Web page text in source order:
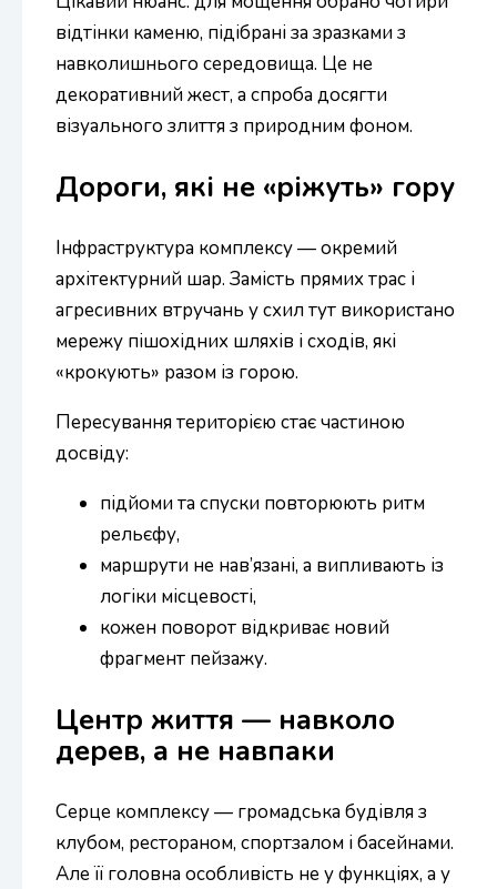
відтінки каменю, підібрані за зразками з
навколишнього середовища. Це не
декоративний жест, а спроба досягти
візуального злиття з природним фоном.
Дороги, які не «ріжуть» гору
Інфраструктура комплексу — окремий
архітектурний шар. Замість прямих трас і
агресивних втручань у схил тут використано
мережу пішохідних шляхів і сходів, які
«крокують» разом із горою.
Пересування територією стає частиною
досвіду:
підйоми та спуски повторюють ритм
рельєфу,
маршрути не нав’язані, а випливають із
логіки місцевості,
кожен поворот відкриває новий
фрагмент пейзажу.
Центр життя — навколо
дерев, а не навпаки
Серце комплексу — громадська будівля з
клубом, рестораном, спортзалом і басейнами.
Але її головна особливість не у функціях, а у